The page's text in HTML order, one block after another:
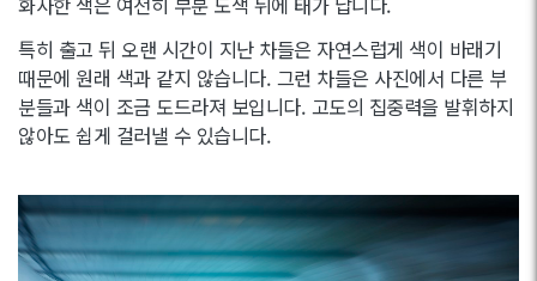
특히 출고 뒤 오랜 시간이 지난 차들은 자연스럽게 색이 바래기
때문에 원래 색과 같지 않습니다. 그런 차들은 사진에서 다른 부
분들과 색이 조금 도드라져 보입니다. 고도의 집중력을 발휘하지
않아도 쉽게 걸러낼 수 있습니다.